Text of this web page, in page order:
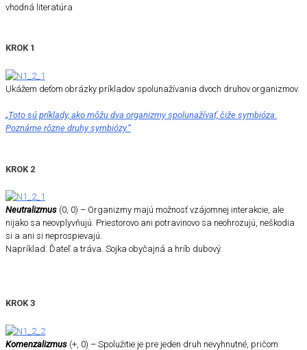
vhodná literatúra
KROK 1
Ukážem deťom obrázky príkladov spolunažívania dvoch druhov organizmov.
„Toto sú príklady, ako môžu dva organizmy spolunažívať, čiže symbióza.
Poznáme rôzne druhy symbiózy.“
KROK 2
Neutralizmus (0, 0) – Organizmy majú možnosť vzájomnej interakcie, ale
nijako sa neovplyvňujú. Priestorovo ani potravinovo sa neohrozujú, neškodia
si a ani si neprospievajú.
Napríklad: Ďateľ a tráva. Sojka obyčajná a hríb dubový.
KROK 3
Komenzalizmus (+, 0) – Spolužitie je pre jeden druh nevyhnutné, pričom